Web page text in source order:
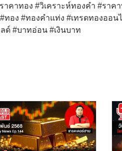
คาทอง #วิเคราะห์ทองคำ #รา
อง #ทองคำแท่ง #เทรดทองออน
ด์ #บาทอ่อน #เงินบาท